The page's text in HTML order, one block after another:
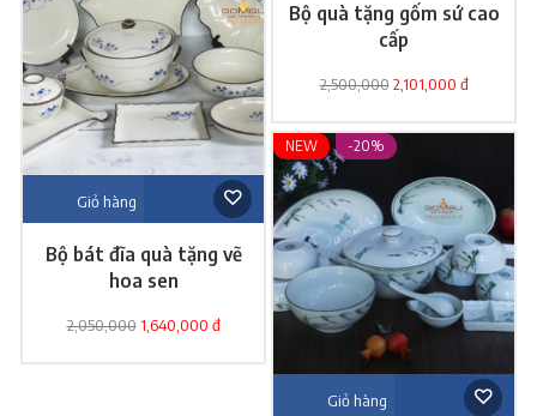
Giỏ hàng
Bộ bát đĩa quà tặng vẽ
hoa sen
2,050,0001,640,000 đ
Bộ quà tặng gốm sứ cao
cấp
2,500,0002,101,000 đ
Giỏ hàng
NEW -20%